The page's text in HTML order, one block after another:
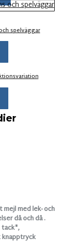
spelväggar
med lek- och
då och då .
tack",
knapptryck